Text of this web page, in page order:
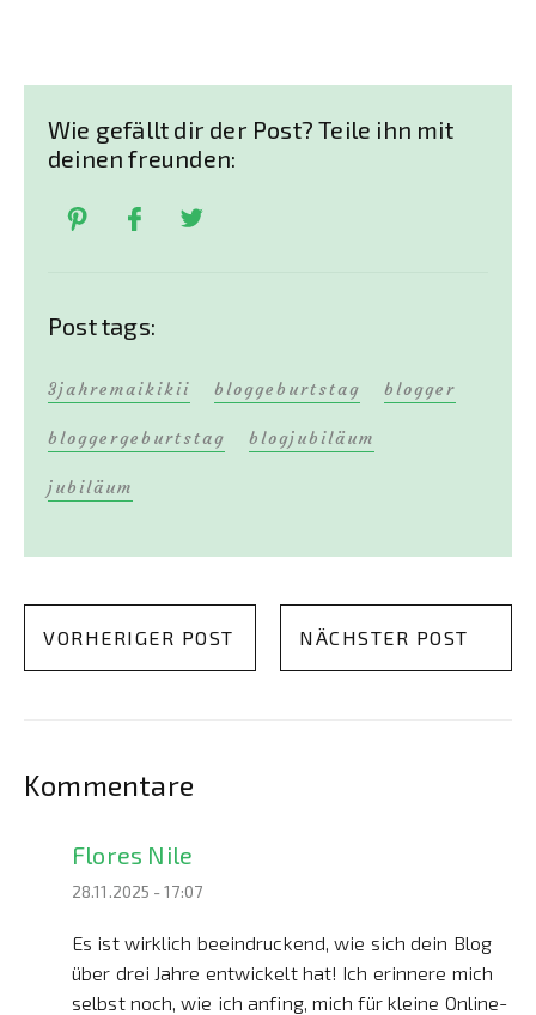
Wie gefällt dir der Post? Teile ihn mit
deinen freunden:
Post tags:
3jahremaikikii bloggeburtstag blogger
bloggergeburtstag blogjubiläum
jubiläum
VORHERIGER POST NÄCHSTER POST
Kommentare
Flores Nile
28.11.2025 - 17:07
Es ist wirklich beeindruckend, wie sich dein Blog
über drei Jahre entwickelt hat! Ich erinnere mich
selbst noch, wie ich anfing, mich für kleine Online-